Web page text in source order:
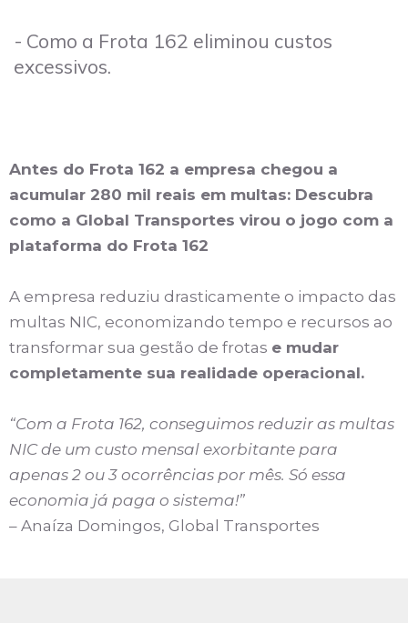
- Como a Frota 162 eliminou custos
excessivos.
Antes do Frota 162 a empresa chegou a
acumular 280 mil reais em multas: Descubra
como a Global Transportes virou o jogo com a
plataforma do Frota 162
A empresa reduziu drasticamente o impacto das
multas NIC, economizando tempo e recursos ao
transformar sua gestão de frotas e mudar
completamente sua realidade operacional.
“Com a Frota 162, conseguimos reduzir as multas
NIC de um custo mensal exorbitante para
apenas 2 ou 3 ocorrências por mês. Só essa
economia já paga o sistema!”
– Anaíza Domingos, Global Transportes